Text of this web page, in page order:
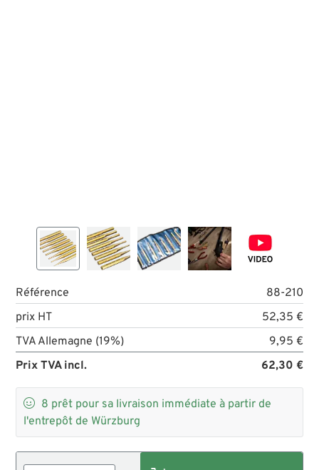
Référence
88-210
prix HT
52,35 €
TVA Allemagne (19%)
9,95 €
Prix TVA incl.
62,30 €
 8 prêt pour sa livraison immédiate à partir de
l'entrepôt de Würzburg